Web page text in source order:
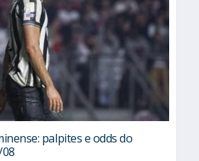
palpites e odds do